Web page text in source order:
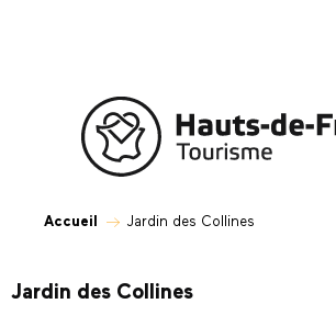
Accueil Jardin des Collines
Jardin des Collines